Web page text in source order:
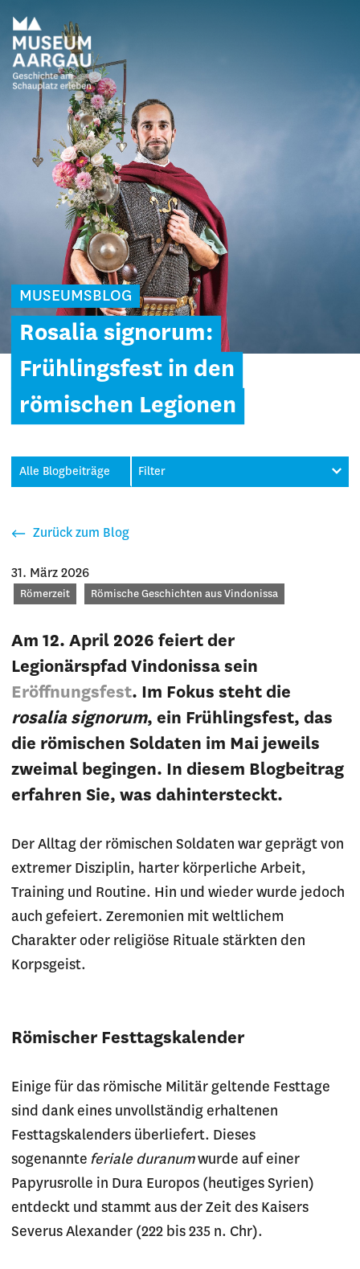
MUSEUMSBLOG
Rosalia signorum:
Frühlingsfest in den
römischen Legionen
Alle Blogbeiträge Filter
Zurück zum Blog
31. März 2026
Kategorien
Römerzeit Römische Geschichten aus Vindonissa
Am 12. April 2026 feiert der
Legionärspfad Vindonissa sein
Eröffnungsfest. Im Fokus steht die
rosalia signorum, ein Frühlingsfest, das
die römischen Soldaten im Mai jeweils
zweimal begingen. In diesem Blogbeitrag
erfahren Sie, was dahintersteckt.
Der Alltag der römischen Soldaten war geprägt von
extremer Disziplin, harter körperliche Arbeit,
Training und Routine. Hin und wieder wurde jedoch
auch gefeiert. Zeremonien mit weltlichem
Charakter oder religiöse Rituale stärkten den
Korpsgeist.
Römischer Festtagskalender
Einige für das römische Militär geltende Festtage
sind dank eines unvollständig erhaltenen
Festtagskalenders überliefert. Dieses
sogenannte feriale duranumwurde auf einer
Papyrusrolle in Dura Europos (heutiges Syrien)
entdeckt und stammt aus der Zeit des Kaisers
Severus Alexander (222 bis 235 n. Chr).